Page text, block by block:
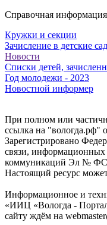
Справочная информация
Кружки и секции
Зачисление в детские
Новости
Списки детей,
Год молодежи - 2023
Новостной информер
При полном или
ссылка на "вологда.рф"
Зарегистрировано
связи,
коммуникаций Эл №
Настоящий ресурс
Информационное и
«ИИЦ «Вологда -
сайту ждём на